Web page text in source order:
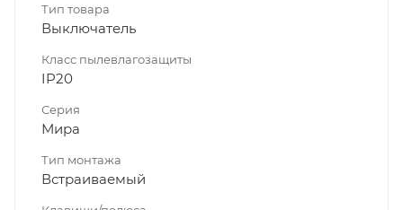
Тип товара
Выключатель
Класс пылевлагозащиты
IP20
Серия
Мира
Тип монтажа
Встраиваемый